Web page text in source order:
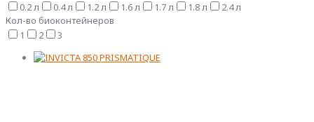
0.2 л
0.4 л 1.2 л 1.6 л 1.7 л 1.8 л
2.4 л
Кол-во биоконтейнеров
1
2 3